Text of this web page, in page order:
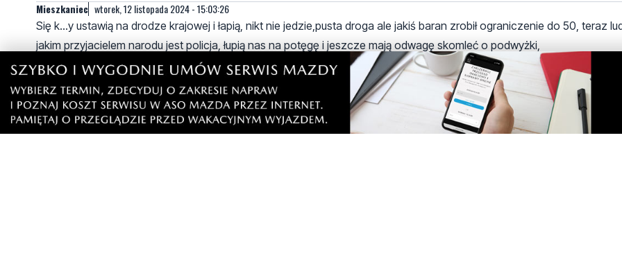
Mieszkaniec wtorek, 12 listopada 2024 - 15:03:26
Się k...y ustawią na drodze krajowej i łapią, nikt nie jedzie,pusta droga ale jakiś baran zrobił ograniczenie do 50, teraz
jakim przyjacielem narodu jest policja, łupią nas na potęgę i jeszcze mają odwagę skomleć o podwyżki,
12 13 Zgłoś komentarz Odpowiedz na komentarz
wtorek, 12 listopada 2024 - 16:05:28
To już dawno nie jest droga krajowa. Kiedyś bylo tu ograniczenie do 70km/h, niestety zmienili.
10 2 Zgłoś komentarz Odpowiedz na komentarz